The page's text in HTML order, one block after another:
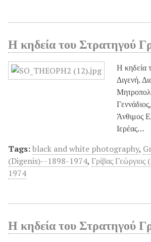
Η κηδεία του Στρατηγού
Η κηδεία
Διγενή.
Άνθιμος
Ιερέας…
Tags:black and white photography,
(Digenis)--1898-1974, Γρίβας
1974
Η κηδεία του Στρατηγού